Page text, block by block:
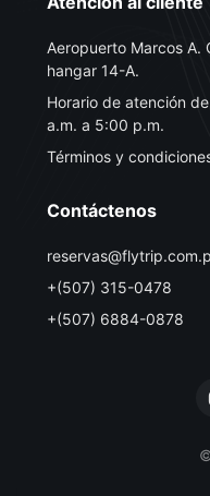
Aeropuerto Marcos A.
hangar 14-A.
Horario de atención
a.m. a 5:00 p.m.
Términos y
Contáctenos
+(507) 315-0478
+(507) 6884-0878